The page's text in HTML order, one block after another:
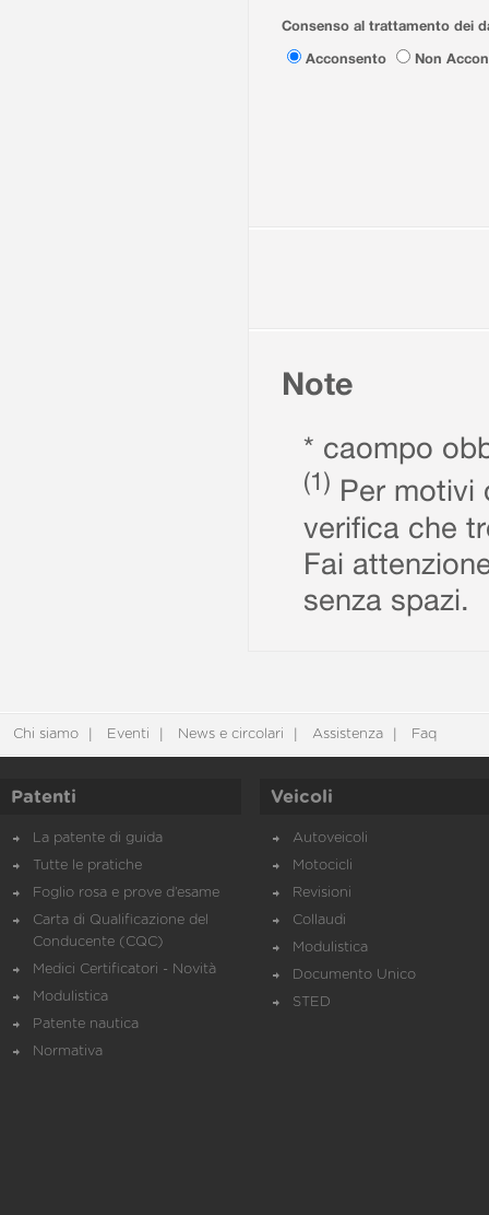
Consenso al trattamento dei
Acconsento
Non
Note
* caompo
(1) Per motivi
verifica che
Fai
senza spazi.
Chi siamo Eventi News e circolari Assistenza Faq
Patenti
La patente di guida
Tutte le pratiche
Foglio rosa e prove d’esame
Carta di Qualificazione del
Conducente (CQC)
Medici Certificatori - Novità
Modulistica
Patente nautica
Normativa
Veicoli
Autoveicoli
Motocicli
Revisioni
Collaudi
Modulistica
Documento Unico
STED